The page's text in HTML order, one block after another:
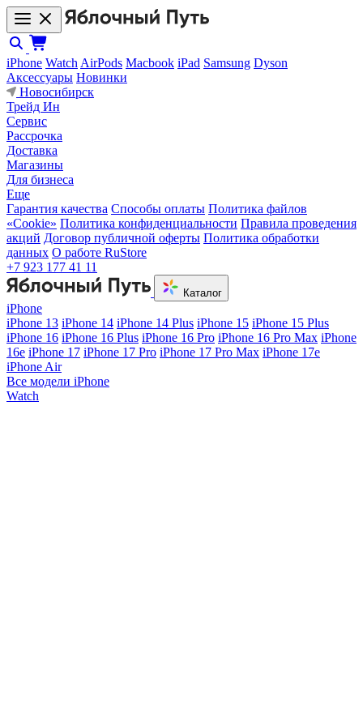
iPhone Watch AirPods Macbook iPad Samsung Dyson
Аксессуары Новинки
Новосибирск
Трейд Ин
Сервис
Рассрочка
Доставка
Магазины
Для бизнеса
Еще
Гарантия качества Способы оплаты Политика файлов
«Cookie» Политика конфиденциальности Правила проведения
акций Договор публичной оферты Политика обработки
данных О работе RuStore
+7 923 177 41 11
Каталог
iPhone
iPhone 13 iPhone 14 iPhone 14 Plus iPhone 15 iPhone 15 Plus
iPhone 16 iPhone 16 Plus iPhone 16 Pro iPhone 16 Pro Max iPhone
16e iPhone 17 iPhone 17 Pro iPhone 17 Pro Max iPhone 17e
iPhone Air
Все модели iPhone
Watch